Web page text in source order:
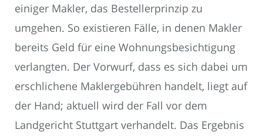
einiger Makler, das Bestellerprinzip zu
umgehen. So existieren Fälle, in denen Makler
bereits Geld für eine Wohnungsbesichtigung
verlangten. Der Vorwurf, dass es sich dabei um
erschlichene Maklergebühren handelt, liegt auf
der Hand; aktuell wird der Fall vor dem
Landgericht Stuttgart verhandelt. Das Ergebnis